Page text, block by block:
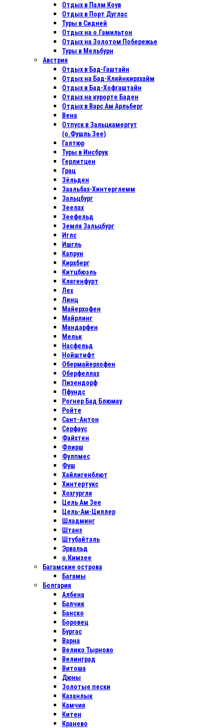
Отдых в Палм Коув
Отдых в Порт Дуглас
Туры в Сидней
Отдых на о.Гамильтон
Отдых на Золотом Побережье
Туры в Мельбурн
Австрия
Отдых в Бад-Гаштайн
Отдых на Бад-Кляйнкирххайм
Отдых в Бад-Хофгаштайн
Отдых на курорте Баден
Отдых в Варс Ам Арльберг
Вена
Отпуск в Зальцкамергут
(о.Фушль Зее)
Галтюр
Туры в Инсбрук
Герлитцен
Грац
Зёльден
Заальбах-Хинтерглемм
Зальцбург
Зеелах
Зеефельд
Земля Зальцбург
Иглс
Ишгль
Капрун
Кирхберг
Китцбюэль
Клягенфурт
Лех
Линц
Майерхофен
Майрлинг
Мандарфен
Мельк
Насфельд
Нойштифт
Обермайерхофен
Оберфеллах
Пизендорф
Пфундс
Рогнер Бад Блюмау
Ройте
Сант-Антон
Серфаус
Файхтен
Флирш
Фулпмес
Фуш
Хайлигенблют
Хинтертукс
Хохгургля
Цель Ам Зее
Цель-Ам-Циллер
Шладминг
Штанз
Штубайталь
Эрвальд
о.Кимзее
Багамские острова
Багамы
Болгария
Албена
Балчик
Банско
Боровец
Бургас
Варна
Велико Тырново
Велинград
Витоша
Дюны
Золотые пески
Казанлык
Камчия
Китен
Кранево